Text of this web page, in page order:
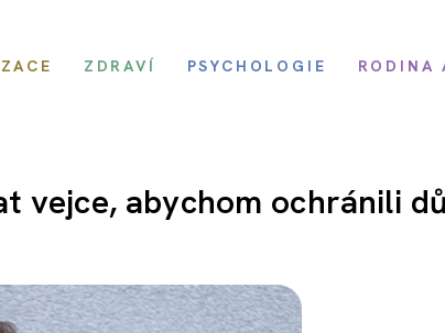
ZDRAVÍ PSYCHOLOGIE RODINA
vejce, abychom ochránili